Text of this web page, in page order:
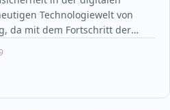
Technologiewelt von
da mit dem Fortschritt der